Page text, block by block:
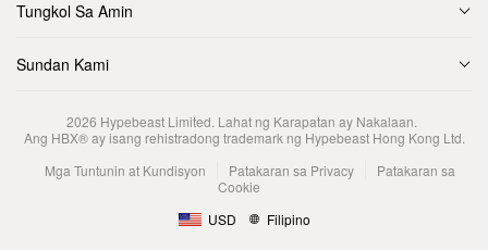
Tungkol Sa Amin
Sundan Kami
2026 Hypebeast Limited. Lahat ng Karapatan ay Nakalaan.
Ang HBX® ay isang rehistradong trademark ng Hypebeast Hong Kong Ltd.
Mga Tuntunin at Kundisyon
Patakaran sa Privacy
Patakaran sa
Cookie
USD
Filipino